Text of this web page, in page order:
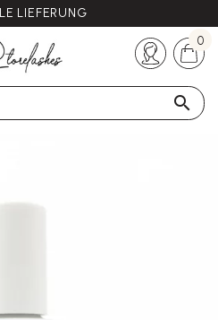
LIEFERUNG
+33 (0)5 57 21 62 94

0